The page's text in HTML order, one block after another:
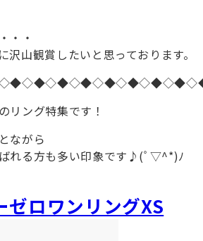
・・
沢山観賞したいと思っております。
リング特集です！
ながら
れる方も多い印象です♪(ﾟ▽^*)ﾉ
ゼロワンリングXS